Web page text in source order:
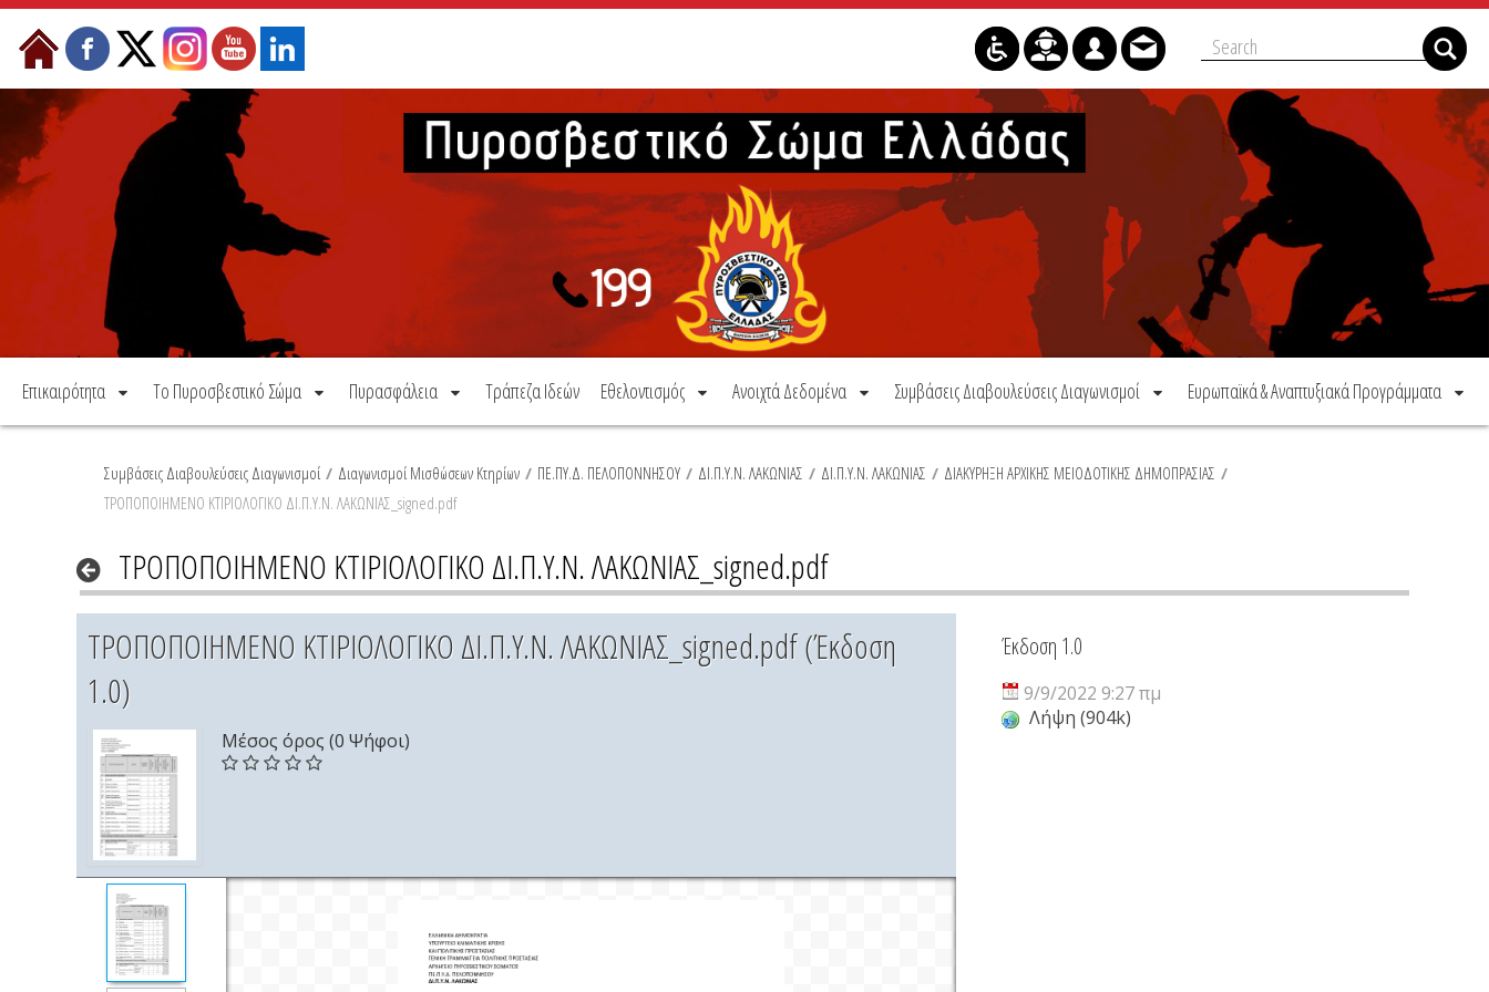
Μετάβαση στο περιεχόμενο
Επικαιρότητα Το Πυροσβεστικό Σώμα Πυρασφάλεια Τράπεζα Ιδεών Εθελοντισμός Ανοιχτά Δεδομένα Συμβάσεις Διαβουλεύσεις Διαγωνισμοί Ευρωπαϊκά & Αναπτυξιακά Προγράμματα
Συμβάσεις Διαβουλεύσεις Διαγωνισμοί / Διαγωνισμοί Μισθώσεων Κτηρίων / ΠΕ.ΠΥ.Δ. ΠΕΛΟΠΟΝΝΗΣΟΥ / ΔΙ.Π.Υ.Ν. ΛΑΚΩΝΙΑΣ / ΔΙ.Π.Υ.Ν. ΛΑΚΩΝΙΑΣ / ΔΙΑΚΥΡΗΞΗ ΑΡΧΙΚΗΣ ΜΕΙΟΔΟΤΙΚΗΣ ΔΗΜΟΠΡΑΣΙΑΣ /
ΤΡΟΠΟΠΟΙΗΜΕΝΟ ΚΤΙΡΙΟΛΟΓΙΚΟ ΔΙ.Π.Υ.Ν. ΛΑΚΩΝΙΑΣ_signed.pdf
ΤΡΟΠΟΠΟΙΗΜΕΝΟ ΚΤΙΡΙΟΛΟΓΙΚΟ ΔΙ.Π.Υ.Ν. ΛΑΚΩΝΙΑΣ_signed.pdf
ΤΡΟΠΟΠΟΙΗΜΕΝΟ ΚΤΙΡΙΟΛΟΓΙΚΟ ΔΙ.Π.Υ.Ν. ΛΑΚΩΝΙΑΣ_signed.pdf (Έκδοση
1.0)
Μέσος όρος (0 Ψήφοι)
Έκδοση 1.0
9/9/2022 9:27 πμ
Λήψη (904k)